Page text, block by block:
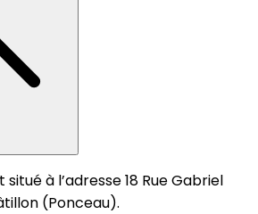
à l’adresse 18 Rue Gabriel
(Ponceau).